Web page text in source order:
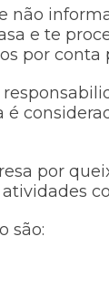
não
e te
por conta
é
por
são: